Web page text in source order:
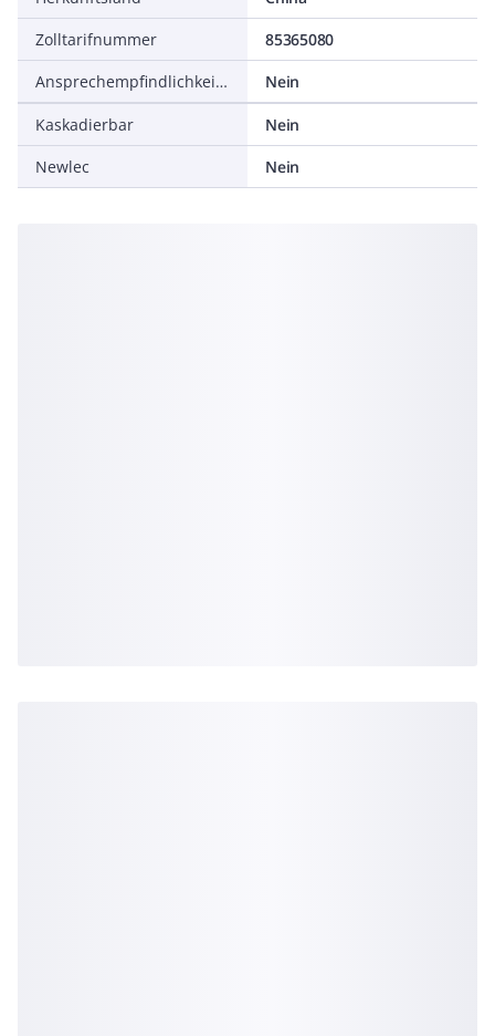
Zolltarifnummer
85365080
Ansprechempfindlichkeit einstellbar
Nein
Kaskadierbar
Nein
Newlec
Nein